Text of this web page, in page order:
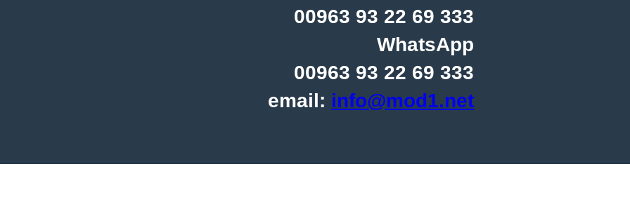
00963 93 22 69 333
WhatsApp
00963 93 22 69 333
email: info@mod1.net